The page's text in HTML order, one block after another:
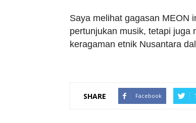
Saya melihat gagasan MEON
pertunjukan musik, tetapi juga
keragaman etnik Nusantara
SHARE Facebook